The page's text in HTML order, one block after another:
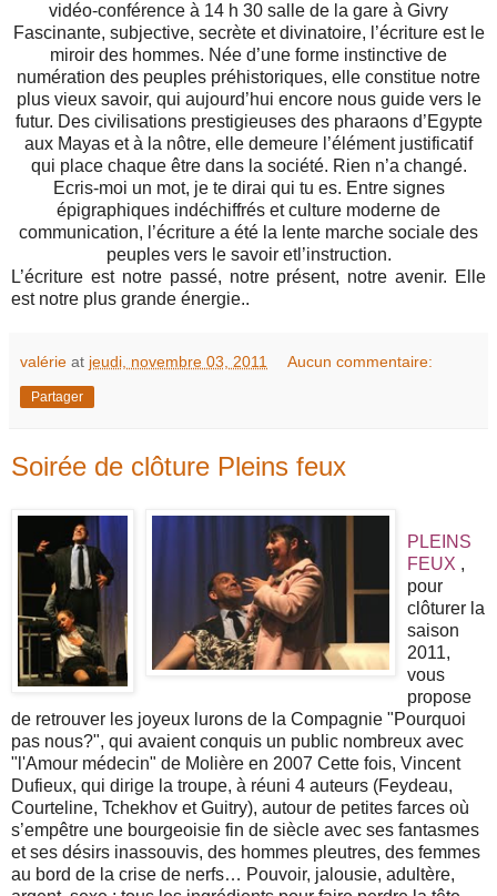
vidéo-conférence à 14 h 30 salle de la gare à Givry
Fascinante, subjective, secrète et divinatoire, l’écriture est le
miroir des hommes. Née d’une forme instinctive de
numération des peuples préhistoriques, elle constitue notre
plus vieux savoir, qui aujourd’hui encore nous guide vers le
futur. Des civilisations prestigieuses des pharaons d’Egypte
aux Mayas et à la nôtre, elle demeure l’élément justificatif
qui place chaque être dans la société. Rien n’a changé.
Ecris-moi un mot, je te dirai qui tu es. Entre signes
épigraphiques indéchiffrés et culture moderne de
communication, l’écriture a été la lente marche sociale des
peuples vers le savoir etl’instruction.
L’écriture est notre passé, notre présent, notre avenir. Elle
est notre plus grande énergie..
valérie at jeudi, novembre 03, 2011 Aucun commentaire:
Partager
Soirée de clôture Pleins feux
PLEINS
FEUX ,
pour
clôturer la
saison
2011,
vous
propose
de retrouver les joyeux lurons de la Compagnie "Pourquoi
pas nous?", qui avaient conquis un public nombreux avec
"l'Amour médecin" de Molière en 2007 Cette fois, Vincent
Dufieux, qui dirige la troupe, à réuni 4 auteurs (Feydeau,
Courteline, Tchekhov et Guitry), autour de petites farces où
s’empêtre une bourgeoisie fin de siècle avec ses fantasmes
et ses désirs inassouvis, des hommes pleutres, des femmes
au bord de la crise de nerfs… Pouvoir, jalousie, adultère,